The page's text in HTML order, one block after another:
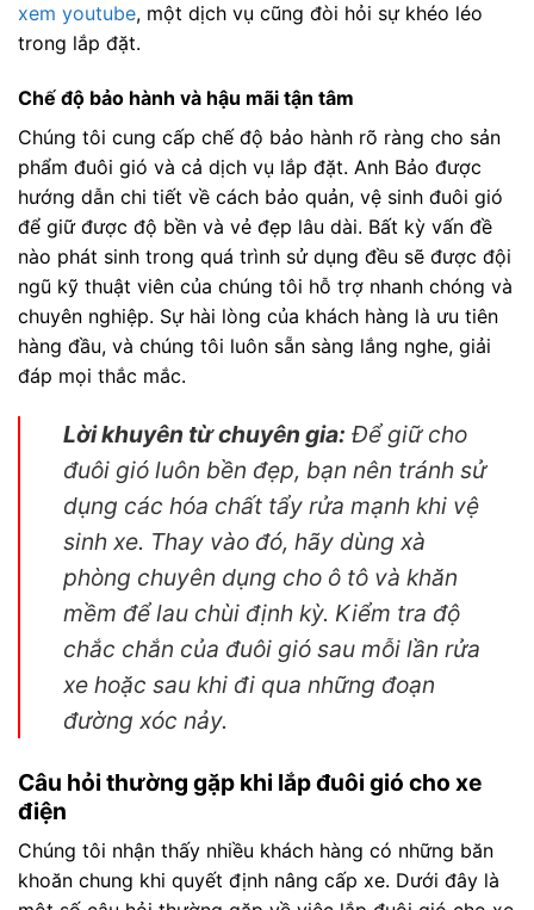
xem youtube, một dịch vụ cũng đòi hỏi sự khéo léo
trong lắp đặt.
Chế độ bảo hành và hậu mãi tận tâm
Chúng tôi cung cấp chế độ bảo hành rõ ràng cho sản
phẩm đuôi gió và cả dịch vụ lắp đặt. Anh Bảo được
hướng dẫn chi tiết về cách bảo quản, vệ sinh đuôi gió
để giữ được độ bền và vẻ đẹp lâu dài. Bất kỳ vấn đề
nào phát sinh trong quá trình sử dụng đều sẽ được đội
ngũ kỹ thuật viên của chúng tôi hỗ trợ nhanh chóng và
chuyên nghiệp. Sự hài lòng của khách hàng là ưu tiên
hàng đầu, và chúng tôi luôn sẵn sàng lắng nghe, giải
đáp mọi thắc mắc.
Lời khuyên từ chuyên gia: Để giữ cho
đuôi gió luôn bền đẹp, bạn nên tránh sử
dụng các hóa chất tẩy rửa mạnh khi vệ
sinh xe. Thay vào đó, hãy dùng xà
phòng chuyên dụng cho ô tô và khăn
mềm để lau chùi định kỳ. Kiểm tra độ
chắc chắn của đuôi gió sau mỗi lần rửa
xe hoặc sau khi đi qua những đoạn
đường xóc nảy.
Câu hỏi thường gặp khi lắp đuôi gió cho xe
điện
Chúng tôi nhận thấy nhiều khách hàng có những băn
khoăn chung khi quyết định nâng cấp xe. Dưới đây là